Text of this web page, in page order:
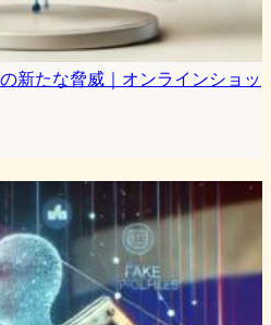
新たな脅威｜オンラインショッ